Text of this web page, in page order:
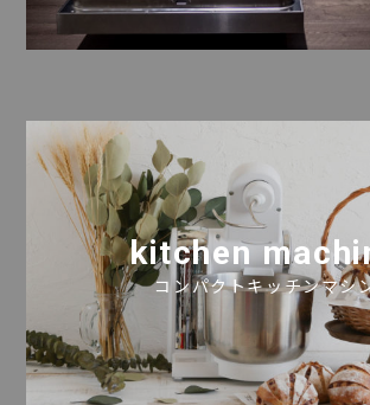
kitchen
コンパクトキッチンマシ